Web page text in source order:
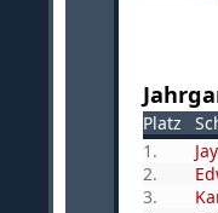
Platz
1.
2.
3.